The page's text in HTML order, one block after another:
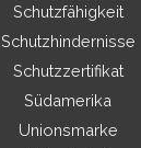
Schutzfähigkeit
Schutzhindernisse
Schutzzertifikat
Südamerika
Unionsmarke